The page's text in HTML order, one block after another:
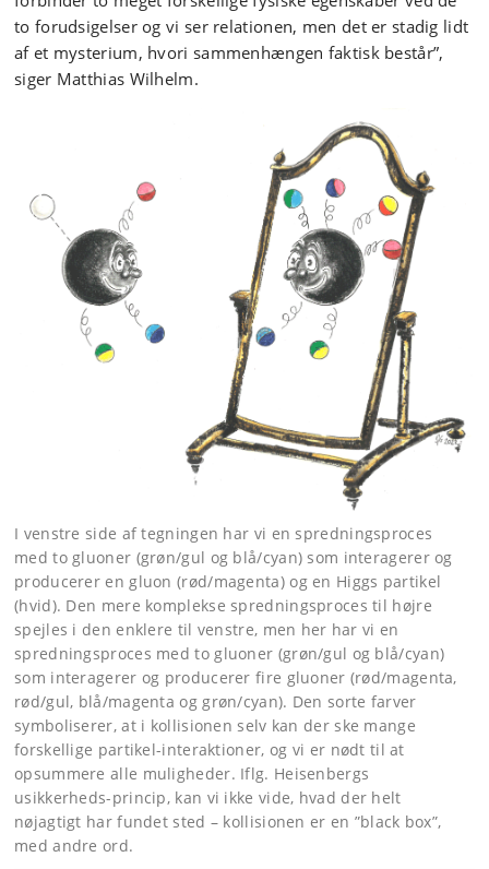
to forudsigelser og vi ser relationen, men det er stadig lidt
af et mysterium, hvori sammenhængen faktisk består”,
siger Matthias Wilhelm.
I venstre side af tegningen har vi en spredningsproces
med to gluoner (grøn/gul og blå/cyan) som interagerer og
producerer en gluon (rød/magenta) og en Higgs partikel
(hvid). Den mere komplekse spredningsproces til højre
spejles i den enklere til venstre, men her har vi en
spredningsproces med to gluoner (grøn/gul og blå/cyan)
som interagerer og producerer fire gluoner (rød/magenta,
rød/gul, blå/magenta og grøn/cyan). Den sorte farver
symboliserer, at i kollisionen selv kan der ske mange
forskellige partikel-interaktioner, og vi er nødt til at
opsummere alle muligheder. Iflg. Heisenbergs
usikkerheds-princip, kan vi ikke vide, hvad der helt
nøjagtigt har fundet sted – kollisionen er en ”black box”,
med andre ord.